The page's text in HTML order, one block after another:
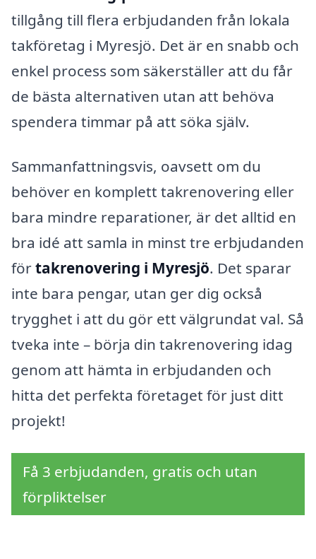
tillgång till flera erbjudanden från lokala
takföretag i Myresjö. Det är en snabb och
enkel process som säkerställer att du får
de bästa alternativen utan att behöva
spendera timmar på att söka själv.
Sammanfattningsvis, oavsett om du
behöver en komplett takrenovering eller
bara mindre reparationer, är det alltid en
bra idé att samla in minst tre erbjudanden
förtakrenovering i Myresjö. Det sparar
inte bara pengar, utan ger dig också
trygghet i att du gör ett välgrundat val. Så
tveka inte – börja din takrenovering idag
genom att hämta in erbjudanden och
hitta det perfekta företaget för just ditt
projekt!
Få 3 erbjudanden, gratis och utan
förpliktelser